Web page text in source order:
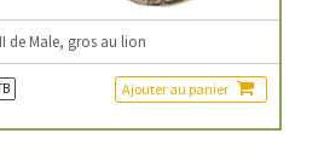
de Male, gros au lion
Ajouter au panier